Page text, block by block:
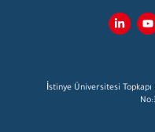
İstinye Üniversitesi